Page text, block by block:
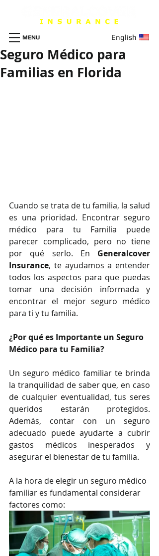
English
MENU
Seguro Médico para
Familias en Florida
Cuando se trata de tu familia, la salud
es una prioridad. Encontrar seguro
médico para tu Familia puede
parecer complicado, pero no tiene
por qué serlo. En Generalcover
Insurance, te ayudamos a entender
todos los aspectos para que puedas
tomar una decisión informada y
encontrar el mejor seguro médico
para ti y tu familia.
¿Por qué es Importante un Seguro
Médico para tu Familia?
Un seguro médico familiar te brinda
la tranquilidad de saber que, en caso
de cualquier eventualidad, tus seres
queridos estarán protegidos.
Además, contar con un seguro
adecuado puede ayudarte a cubrir
gastos médicos inesperados y
asegurar el bienestar de tu familia.
A la hora de elegir un seguro médico
familiar es fundamental considerar
factores como: